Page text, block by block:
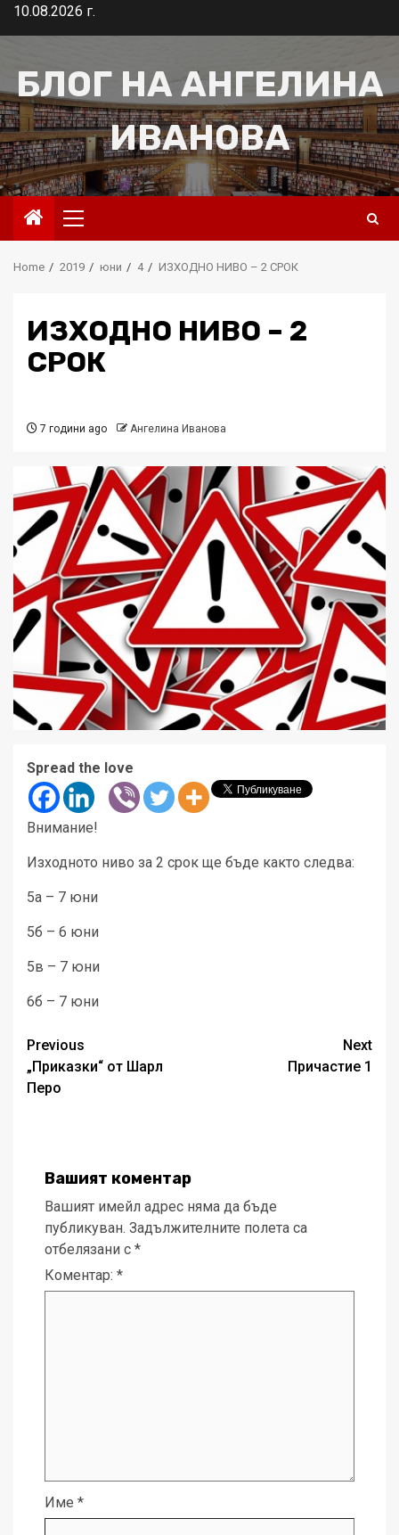
Skip10.08.2026 г.
БЛОГ НА АНГЕЛИНА
ИВАНОВА
Primary
Menu
Home 2019 юни 4 ИЗХОДНО НИВО – 2 СРОК
ИЗХОДНО НИВО – 2
СРОК
7 години ago Ангелина Иванова
Spread the love
Внимание!
Изходното ниво за 2 срок ще бъде както следва:
5а – 7 юни
5б – 6 юни
5в – 7 юни
6б – 7 юни
Post
navigation
Previous
„Приказки“ от Шарл
Перо
Next
Причастие 1
Вашият коментар
Вашият имейл адрес няма да бъде
публикуван. Задължителните полета са
отбелязани с *
Коментар: *
Име *